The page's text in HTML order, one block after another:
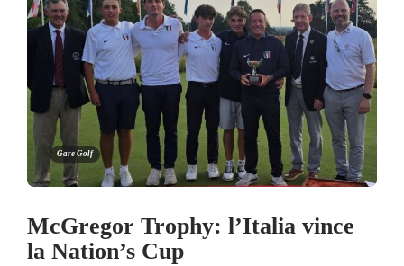
Gare Golf
McGregor Trophy: l’Italia vince
la Nation’s Cup